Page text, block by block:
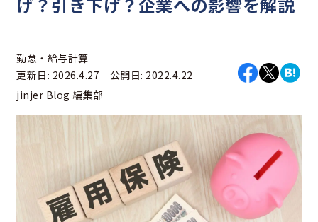
勤怠・給与計算
更新日: 2026.4.27 公開日: 2022.4.22
jinjer Blog 編集部